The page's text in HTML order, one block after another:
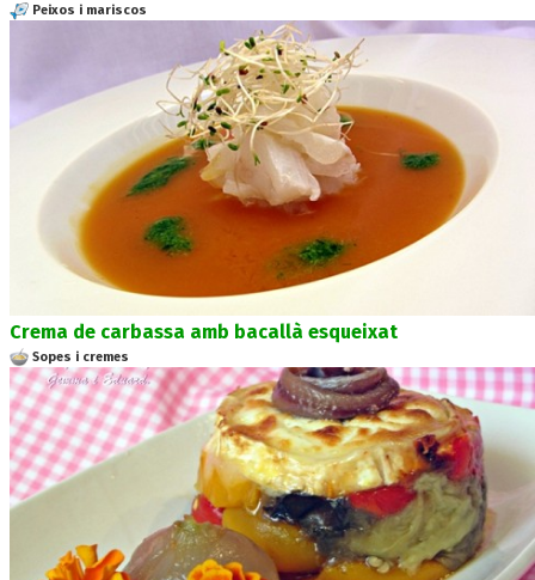
Peixos i mariscos
Crema de carbassa amb bacallà esqueixat
Sopes i cremes